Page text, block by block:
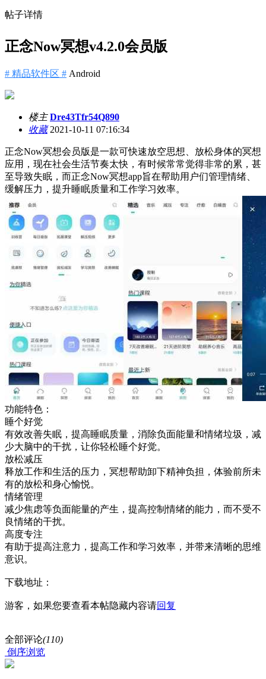
帖子详情
正念Now冥想v4.2.0会员版
# 精品软件区 # Android
楼主 Dre43Tfr54Q890
收藏2021-10-11 07:16:34
正念Now冥想会员版是一款可快速放空思想、放松身体的冥想
应用，现在社会生活节奏太快，有时候常常觉得非常的累，甚
至导致失眠，而正念Now冥想app旨在帮助用户们管理情绪、
缓解压力，提升睡眠质量和工作学习效率。
功能特色：
睡个好觉
有效改善失眠，提高睡眠质量，消除负面能量和情绪垃圾，减
少大脑中的干扰，让你轻松睡个好觉。
放松减压
释放工作和生活的压力，冥想帮助卸下精神负担，体验前所未
有的放松和身心愉悦。
情绪管理
减少焦虑等负面能量的产生，提高控制情绪的能力，而不受不
良情绪的干扰。
高度专注
有助于提高注意力，提高工作和学习效率，并带来清晰的思维
意识。
下载地址：
游客，如果您要查看本帖隐藏内容请回复
全部评论(110)
倒序浏览